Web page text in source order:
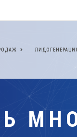
ЛИДОГЕНЕРАЦИЯ